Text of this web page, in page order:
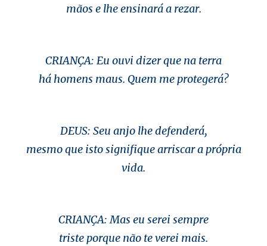
mãos e lhe ensinará a rezar.
CRIANÇA: Eu ouvi dizer que na terra
há homens maus. Quem me protegerá?
DEUS: Seu anjo lhe defenderá,
mesmo que isto signifique arriscar a própria
vida.
CRIANÇA: Mas eu serei sempre
triste porque não te verei mais.